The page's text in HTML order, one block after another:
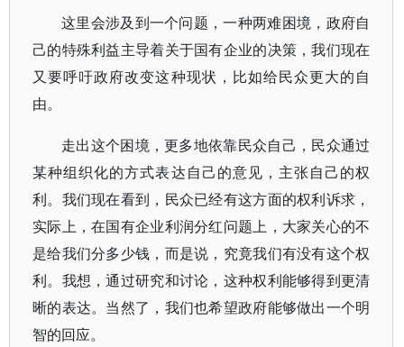
这里会涉及到一个问题，一种两难困境，政府自
己的特殊利益主导着关于国有企业的决策，我们现在
又要呼吁政府改变这种现状，比如给民众更大的自
由。
走出这个困境，更多地依靠民众自己，民众通过
某种组织化的方式表达自己的意见，主张自己的权
利。我们现在看到，民众已经有这方面的权利诉求，
实际上，在国有企业利润分红问题上，大家关心的不
是给我们分多少钱，而是说，究竟我们有没有这个权
利。我想，通过研究和讨论，这种权利能够得到更清
晰的表达。当然了，我们也希望政府能够做出一个明
智的回应。